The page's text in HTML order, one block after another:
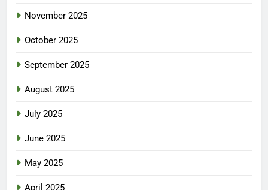
November 2025
October 2025
September 2025
August 2025
July 2025
June 2025
May 2025
April 2025